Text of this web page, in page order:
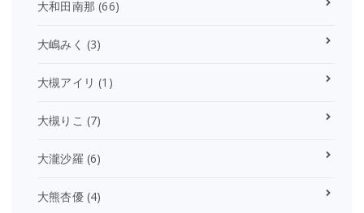
大和田南那 (66)
大嶋みく (3)
大槻アイリ (1)
大槻りこ (7)
大瀧沙羅 (6)
大熊杏優(4)